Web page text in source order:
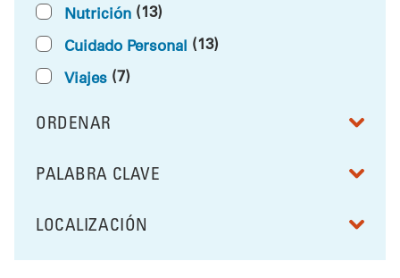
Nutrición (13)
Cuidado Personal (13)
Viajes (7)
ORDENAR
RESULTS BY
FILTRAR POR
PALABRA CLAVE
FILTRAR POR
LOCALIZACIÓN